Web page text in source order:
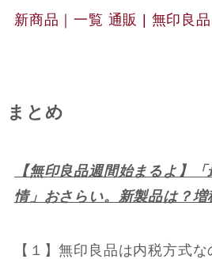
新商品｜一覧 通販 | 無印良品
まとめ
【無印良品週間始まるよ】
情」おさらい。新製品は？増
【１】無印良品は内税方式